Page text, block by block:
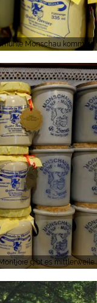
Monschau kommt in
gibt es mittlerweile